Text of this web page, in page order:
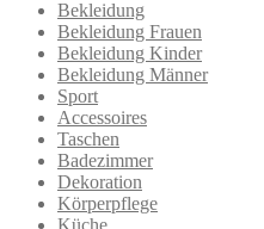
Bekleidung
Bekleidung Frauen
Bekleidung Kinder
Bekleidung Männer
Sport
Accessoires
Taschen
Badezimmer
Dekoration
Körperpflege